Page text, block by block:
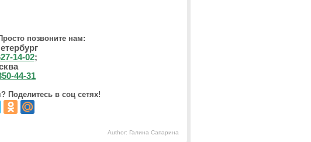
позвоните нам:
14-02;
44-31
Поделитесь в соц сетях!
Author: Галина Сапарина